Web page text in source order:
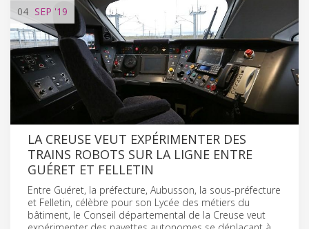
04 SEP '19
LA CREUSE VEUT EXPÉRIMENTER DES
TRAINS ROBOTS SUR LA LIGNE ENTRE
GUÉRET ET FELLETIN
Entre Guéret, la préfecture, Aubusson, la sous-préfecture
et Felletin, célèbre pour son Lycée des métiers du
bâtiment, le Conseil départemental de la Creuse veut